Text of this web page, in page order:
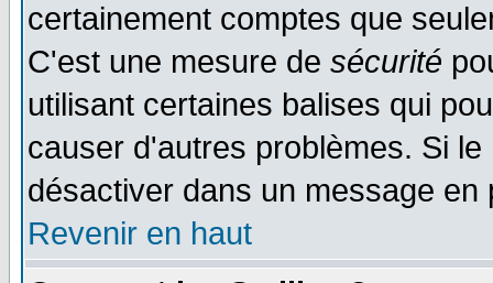
certainement comptes que
C'est une mesure de sécurité
utilisant certaines balises qui
causer d'autres problèmes. Si
désactiver dans un message
Revenir en haut